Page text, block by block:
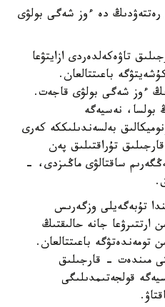
دە ءوز شەگى بولۋى
تاۋەكەلدەردى ازايتۋعا
باعىتتالعان.
ءوز شەگى بولۋى قاجەت.
بولسا، نەسيەگە
بەلسەندىلىككە كەرى
تۇراقتىلىق پەن
ساقتالۋى ماڭىزدى، -
تۇبەگەيلى وزگەرىس
ارتتىرۋعا جانە حالىقتىڭ
باعىتتالعان.
مىندەت - قارجىلىق
قولجەتىمدىلىگى